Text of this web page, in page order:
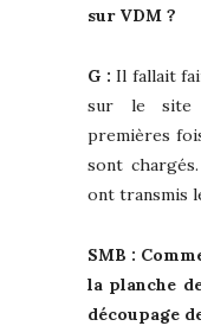
sur VDM ?
G : Il fallait
sur le site
premières
sont
ont transmis
SMB :
la planche
découpage